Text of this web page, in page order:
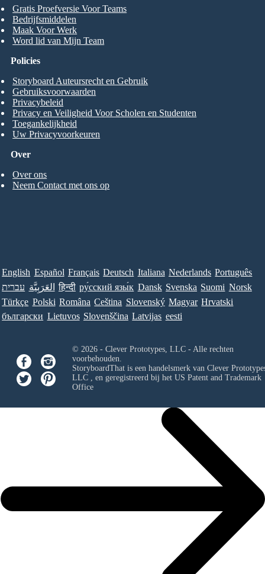
Gratis Proefversie Voor Teams
Bedrijfsmiddelen
Maak Voor Werk
Word lid van Mijn Team
Over
Over ons
Neem Contact met ons op
Policies
Storyboard Auteursrecht en Gebruik
Gebruiksvoorwaarden
Privacybeleid
Privacy en Veiligheid Voor Scholen en Studenten
Toegankelijkheid
Uw Privacyvoorkeuren
English Español Français Deutsch Italiana Nederlands Português
עברית العَرَبِيَّة हिन्दी ру́сский язы́к Dansk Svenska Suomi Norsk
Türkçe Polski Româna Ceština Slovenský Magyar Hrvatski
български Lietuvos Slovenščina Latvijas eesti
© 2026 - Clever Prototypes, LLC - Alle rechten
voorbehouden.
StoryboardThat is een handelsmerk van Clever
LLC, en geregistreerd bij het US Patent and Trademark
Office